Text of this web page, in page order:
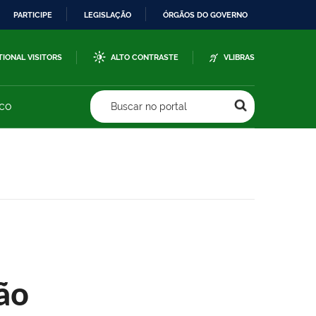
PARTICIPE LEGISLAÇÃO ÓRGÃOS DO GOVERNO
VISITORS ALTO CONTRASTE VLIBRAS
Buscar no portal